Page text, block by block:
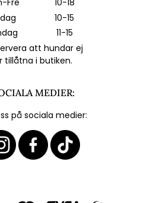
10-15
11-15
att hundar ej
tillåtna i butiken.
MEDIER:
på sociala medier: